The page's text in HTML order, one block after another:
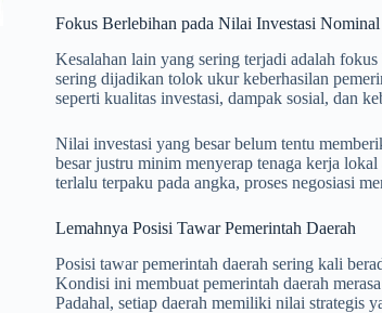
Fokus Berlebihan pada Nilai Investasi Nominal
Kesalahan lain yang sering terjadi adalah
sering dijadikan tolok ukur keberhasilan
seperti kualitas investasi, dampak sosial, dan
Nilai investasi yang besar belum tentu
besar justru minim menyerap tenaga kerja
terlalu terpaku pada angka, proses negosiasi
Lemahnya Posisi Tawar Pemerintah Daerah
Posisi tawar pemerintah daerah sering kali
Kondisi ini membuat pemerintah daerah
Padahal, setiap daerah memiliki nilai strategis